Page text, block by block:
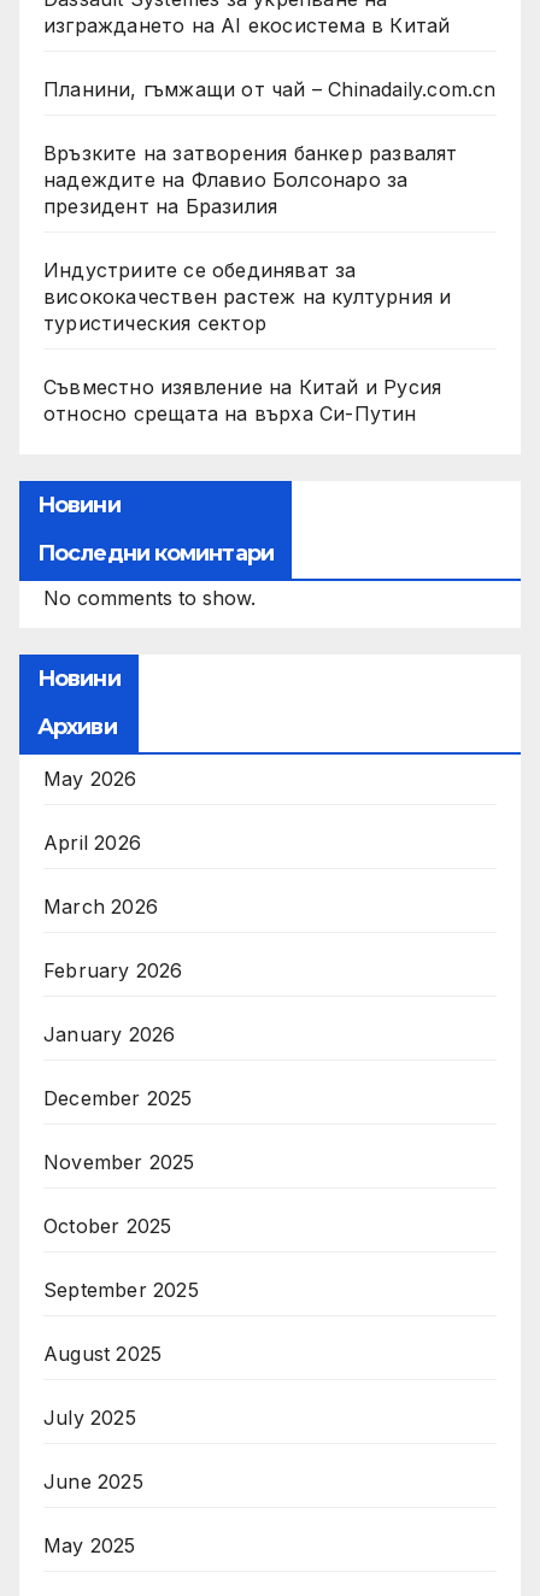
изграждането на AI екосистема в Китай
Планини, гъмжащи от чай – Chinadaily.com.cn
Връзките на затворения банкер развалят
надеждите на Флавио Болсонаро за
президент на Бразилия
Индустриите се обединяват за
висококачествен растеж на културния и
туристическия сектор
Съвместно изявление на Китай и Русия
относно срещата на върха Си-Путин
Новини
Последни коминтари
No comments to show.
Новини
Архиви
May 2026
April 2026
March 2026
February 2026
January 2026
December 2025
November 2025
October 2025
September 2025
August 2025
July 2025
June 2025
May 2025